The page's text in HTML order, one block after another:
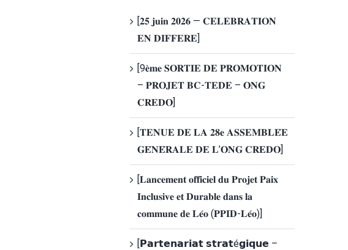
[𝟐𝟓 𝐣𝐮𝐢𝐧 𝟐𝟎𝟐𝟔 — 𝐂𝐄𝐋𝐄𝐁𝐑𝐀𝐓𝐈𝐎𝐍
𝐄𝐍 𝐃𝐈𝐅𝐅𝐄𝐑𝐄]
[9𝐞̀𝐦𝐞 𝐒𝐎𝐑𝐓𝐈𝐄 𝐃𝐄 𝐏𝐑𝐎𝐌𝐎𝐓𝐈𝐎𝐍
– 𝐏𝐑𝐎𝐉𝐄𝐓 𝐁𝐂-𝐓𝐄𝐃𝐄 – 𝐎𝐍𝐆
𝐂𝐑𝐄𝐃𝐎]
[𝐓𝐄𝐍𝐔𝐄 𝐃𝐄 𝐋𝐀 𝟐𝟖𝐞 𝐀𝐒𝐒𝐄𝐌𝐁𝐋𝐄́𝐄
𝐆𝐄́𝐍𝐄́𝐑𝐀𝐋𝐄 𝐃𝐄 𝐋’𝐎𝐍𝐆 𝐂𝐑𝐄𝐃𝐎]
[𝐋𝐚𝐧𝐜𝐞𝐦𝐞𝐧𝐭 𝐨𝐟𝐟𝐢𝐜𝐢𝐞𝐥 𝐝𝐮 𝐏𝐫𝐨𝐣𝐞𝐭 𝐏𝐚𝐢𝐱
𝐈𝐧𝐜𝐥𝐮𝐬𝐢𝐯𝐞 𝐞𝐭 𝐃𝐮𝐫𝐚𝐛𝐥𝐞 𝐝𝐚𝐧𝐬 𝐥𝐚
𝐜𝐨𝐦𝐦𝐮𝐧𝐞 𝐝𝐞 𝐋𝐞́𝐨 (𝐏𝐏𝐈𝐃-𝐋𝐞́𝐨)]
[𝗣𝗮𝗿𝘁𝗲𝗻𝗮𝗿𝗶𝗮𝘁 𝘀𝘁𝗿𝗮𝘁é𝗴𝗶𝗾𝘂𝗲 –